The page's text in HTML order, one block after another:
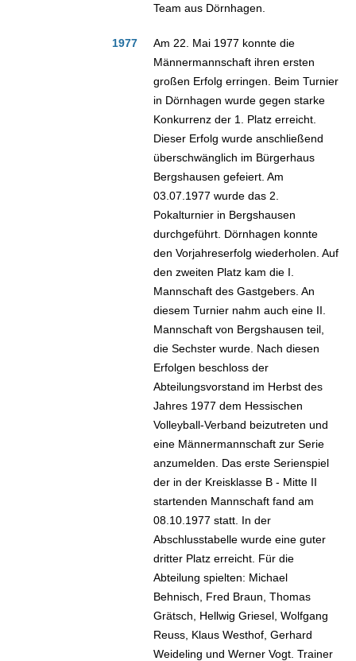
Team aus Dörnhagen.
1977
Am 22. Mai 1977 konnte die
Männermannschaft ihren ersten
großen Erfolg erringen. Beim Turnier
in Dörnhagen wurde gegen starke
Konkurrenz der 1. Platz erreicht.
Dieser Erfolg wurde anschließend
überschwänglich im Bürgerhaus
Bergshausen gefeiert. Am
03.07.1977 wurde das 2.
Pokalturnier in Bergshausen
durchgeführt. Dörnhagen konnte
den Vorjahreserfolg wiederholen. Auf
den zweiten Platz kam die I.
Mannschaft des Gastgebers. An
diesem Turnier nahm auch eine II.
Mannschaft von Bergshausen teil,
die Sechster wurde. Nach diesen
Erfolgen beschloss der
Abteilungsvorstand im Herbst des
Jahres 1977 dem Hessischen
Volleyball-Verband beizutreten und
eine Männermannschaft zur Serie
anzumelden. Das erste Serienspiel
der in der Kreisklasse B - Mitte II
startenden Mannschaft fand am
08.10.1977 statt. In der
Abschlusstabelle wurde eine guter
dritter Platz erreicht. Für die
Abteilung spielten: Michael
Behnisch, Fred Braun, Thomas
Grätsch, Hellwig Griesel, Wolfgang
Reuss, Klaus Westhof, Gerhard
Weideling und Werner Vogt. Trainer